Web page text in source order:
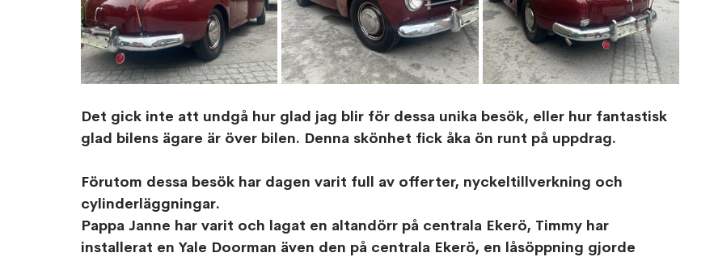
Det gick inte att undgå hur glad jag blir för dessa unika besök, eller hur fantastisk
glad bilens ägare är över bilen. Denna skönhet fick åka ön runt på uppdrag.
Förutom dessa besök har dagen varit full av offerter, nyckeltillverkning och
cylinderläggningar.
Pappa Janne har varit och lagat en altandörr på centrala Ekerö, Timmy har
installerat en Yale Doorman även den på centrala Ekerö, en låsöppning gjorde